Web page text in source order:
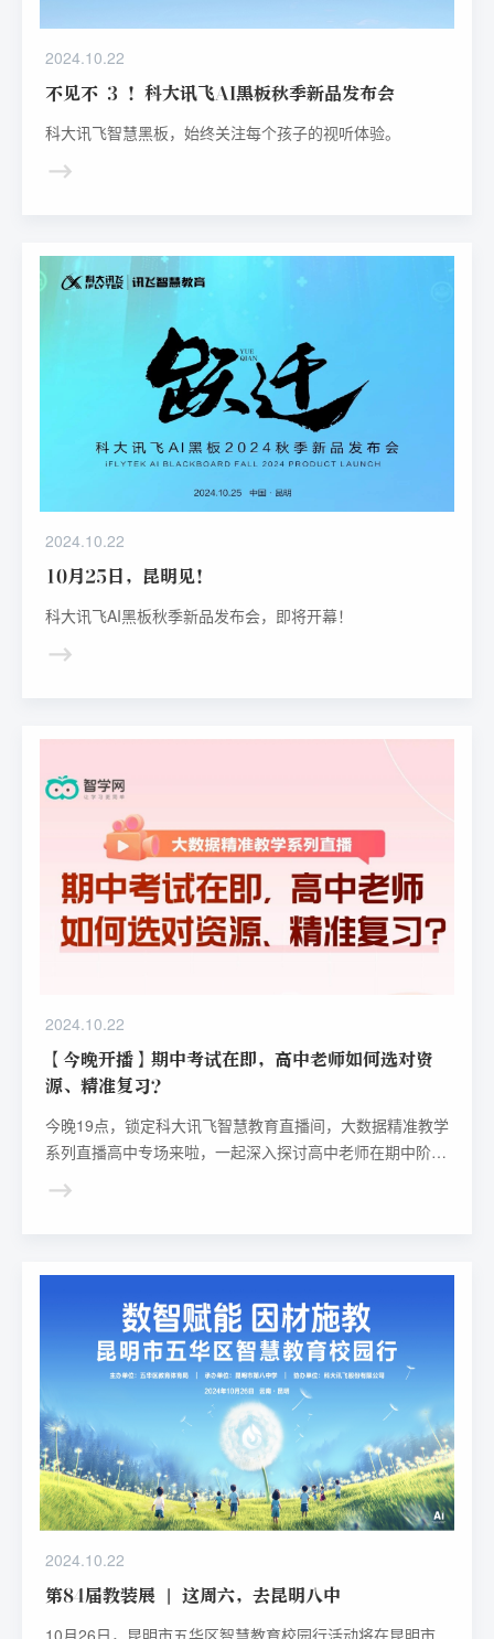
2024.10.22
不见不 3 ！科大讯飞AI黑板秋季新品发布会
科大讯飞智慧黑板，始终关注每个孩子的视听体验。
2024.10.22
10月25日，昆明见！
科大讯飞AI黑板秋季新品发布会，即将开幕！
2024.10.22
【今晚开播】期中考试在即，高中老师如何选对资
源、精准复习？
今晚19点，锁定科大讯飞智慧教育直播间，大数据精准教学
系列直播高中专场来啦，一起深入探讨高中老师在期中阶段
2024.10.22
第84届教装展 | 这周六，去昆明八中
10月26日，昆明市五华区智慧教育校园行活动将在昆明市